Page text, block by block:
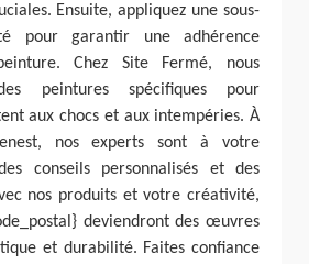
Ensuite, appliquez une sous-
pour garantir une adhérence
Chez Site Fermé, nous
peintures spécifiques pour
aux chocs et aux intempéries. À
nos experts sont à votre
conseils personnalisés et des
nos produits et votre créativité,
deviendront des œuvres
et durabilité. Faites confiance